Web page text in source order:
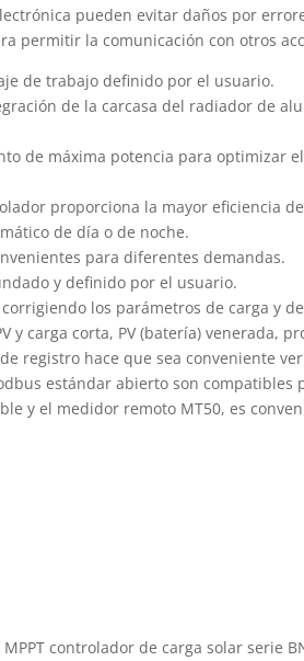
pueden evitar daños por
permitir la comunicación con otros
de trabajo definido por el usuario.
de la carcasa del radiador de
de máxima potencia para optimizar
proporciona la mayor eficiencia
de día o de noche.
para diferentes demandas.
y definido por el usuario.
los parámetros de carga y
y carga corta, PV (batería) venerada,
registro hace que sea conveniente
estándar abierto son
y el medidor remoto MT50, es
controlador de carga solar serie